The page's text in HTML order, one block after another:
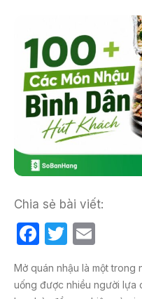
Chia sẻ bài viết:
F
c
T
itt ail
Mở quán nhậu là một trong
uống được nhiều người lựa